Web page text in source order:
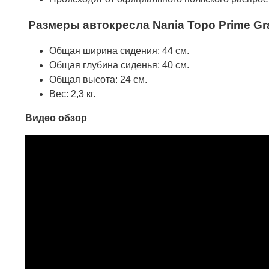
Размеры автокресла Nania Topo Prime
Общая ширина сидения: 44 см.
Общая глубина сиденья: 40 см.
Общая высота: 24 см.
Вес: 2,3 кг.
Видео обзор